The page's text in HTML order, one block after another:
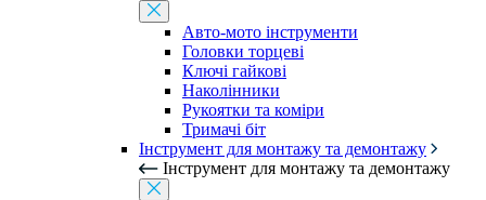
Авто-мото інструменти
Головки торцеві
Ключі гайкові
Наколінники
Рукоятки та коміри
Тримачі біт
Інструмент для монтажу та демонтажу
Інструмент для монтажу та демонтажу